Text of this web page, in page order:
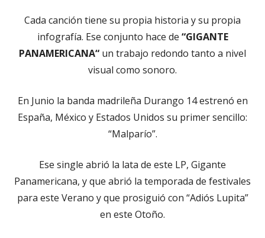
Cada canción tiene su propia historia y su propia
infografía. Ese conjunto hace de “GIGANTE
PANAMERICANA“ un trabajo redondo tanto a nivel
visual como sonoro.
En Junio la banda madrileña Durango 14 estrenó en
España, México y Estados Unidos su primer sencillo:
“Malparío”.
Ese single abrió la lata de este LP, Gigante
Panamericana, y que abrió la temporada de festivales
para este Verano y que prosiguió con “Adiós Lupita”
en este Otoño.